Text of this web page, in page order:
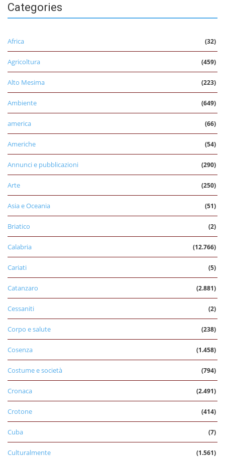
Categories
Africa (32)
Agricoltura (459)
Alto Mesima (223)
Ambiente (649)
america (66)
Americhe (54)
Annunci e pubblicazioni (290)
Arte (250)
Asia e Oceania (51)
Briatico (2)
Calabria (12.766)
Cariati (5)
Catanzaro (2.881)
Cessaniti (2)
Corpo e salute (238)
Cosenza (1.458)
Costume e società (794)
Cronaca (2.491)
Crotone (414)
Cuba (7)
Culturalmente (1.561)